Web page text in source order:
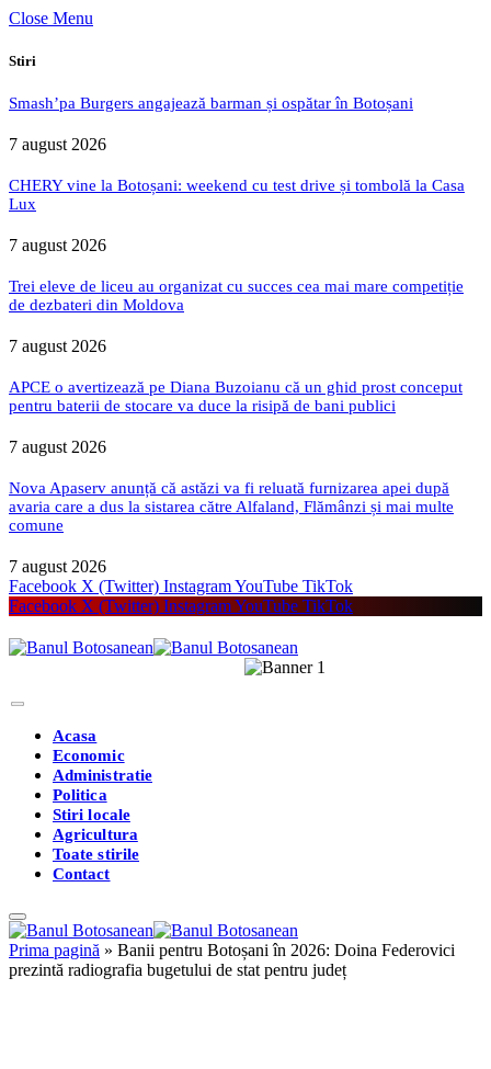
Close Menu
Stiri
Smash’pa Burgers angajează barman și ospătar în Botoșani
7 august 2026
CHERY vine la Botoșani: weekend cu test drive și tombolă la Casa
Lux
7 august 2026
Trei eleve de liceu au organizat cu succes cea mai mare competiție
de dezbateri din Moldova
7 august 2026
APCE o avertizează pe Diana Buzoianu că un ghid prost conceput
pentru baterii de stocare va duce la risipă de bani publici
7 august 2026
Nova Apaserv anunță că astăzi va fi reluată furnizarea apei după
avaria care a dus la sistarea către Alfaland, Flămânzi și mai multe
comune
7 august 2026
Facebook X (Twitter) InstagramYouTube TikTok
Facebook X (Twitter) InstagramYouTube TikTok
Acasa
Economic
Administratie
Politica
Stiri locale
Agricultura
Toate stirile
Contact
Prima pagină » Banii pentru Botoșani în 2026: Doina Federovici
prezintă radiografia bugetului de stat pentru județ